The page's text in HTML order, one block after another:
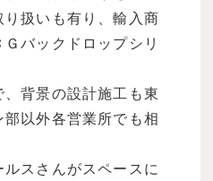
扱いも有り、輸入商
バックドロップシリ
背景の設計施工も東
以外各営業所でも相
スさんがスペースに